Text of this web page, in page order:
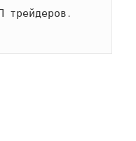
трейдеров.